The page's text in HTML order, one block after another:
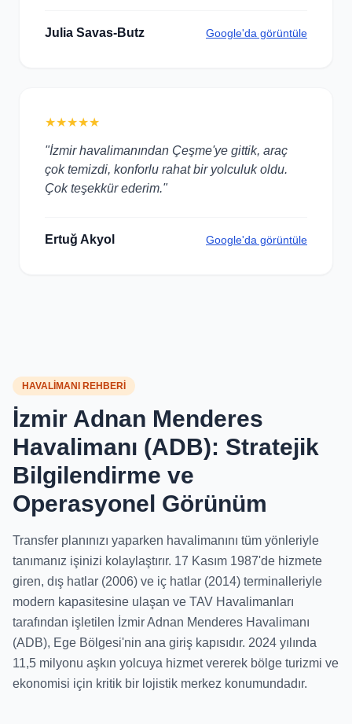
Julia Savas-Butz Google'da görüntüle
★★★★★
"İzmir havalimanından Çeşme'ye gittik, araç
çok temizdi, konforlu rahat bir yolculuk oldu.
Çok teşekkür ederim."
Ertuğ Akyol Google'da görüntüle
HAVALİMANI REHBERİ
İzmir Adnan Menderes
Havalimanı (ADB): Stratejik
Bilgilendirme ve
Operasyonel Görünüm
Transfer planınızı yaparken havalimanını tüm yönleriyle
tanımanız işinizi kolaylaştırır. 17 Kasım 1987'de hizmete
giren, dış hatlar (2006) ve iç hatlar (2014) terminalleriyle
modern kapasitesine ulaşan ve TAV Havalimanları
tarafından işletilen İzmir Adnan Menderes Havalimanı
(ADB), Ege Bölgesi'nin ana giriş kapısıdır. 2024 yılında
11,5 milyonu aşkın yolcuya hizmet vererek bölge turizmi ve
ekonomisi için kritik bir lojistik merkez konumundadır.